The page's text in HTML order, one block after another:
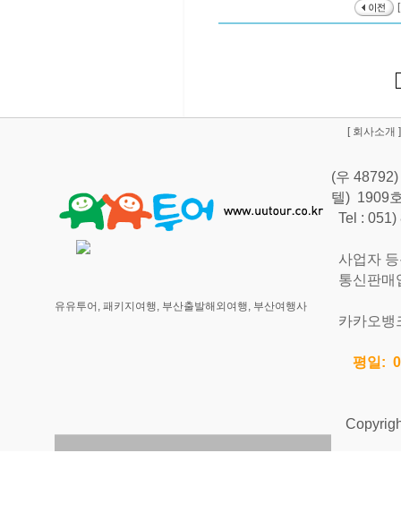
유유투어, 패키지여행, 부산출발해외여행, 부산여행사
[ 회사소개
(우
텔) 1909
Tel :
사업자
통신판매
카카오뱅
평일: